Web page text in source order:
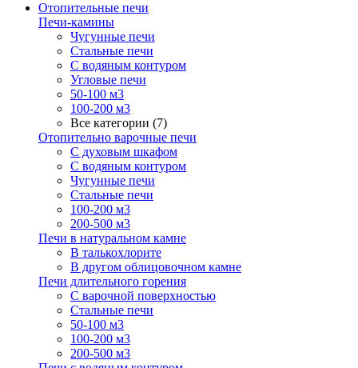
Отопительные печи
Печи-камины
Чугунные печи
Стальные печи
С водяным контуром
Угловые печи
50-100 м3
100-200 м3
Все категории (7)
Отопительно варочные печи
С духовым шкафом
С водяным контуром
Чугунные печи
Стальные печи
100-200 м3
200-500 м3
Печи в натуральном камне
В талькохлорите
В другом облицовочном камне
Печи длительного горения
С варочной поверхностью
Стальные печи
50-100 м3
100-200 м3
200-500 м3